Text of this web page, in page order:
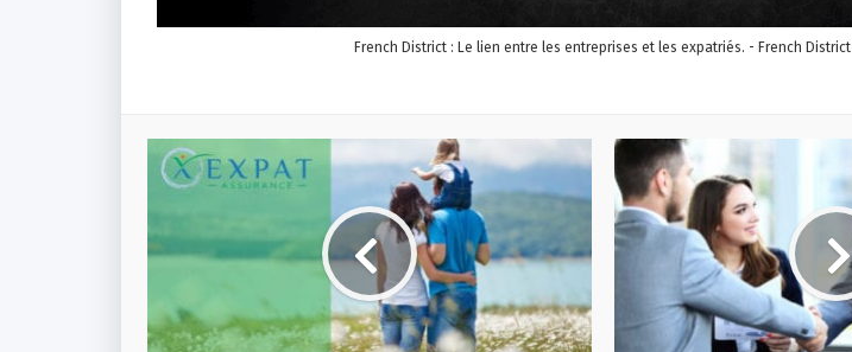
French District : Le lien entre les entreprises et les expatriés. - French District